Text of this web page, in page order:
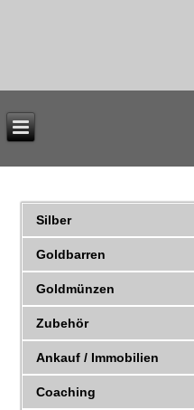
Silber
Goldbarren
Goldmünzen
Zubehör
Ankauf / Immobilien
Coaching